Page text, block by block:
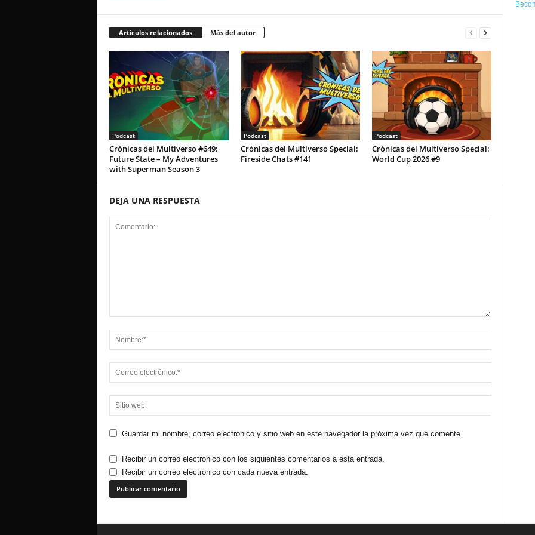
Artículos relacionados Más del autor
Podcast
Crónicas del Multiverso #649:
Future State – My Adventures
with Superman Season 3
Podcast
Crónicas del Multiverso Special:
Fireside Chats #141
Podcast
Crónicas del Multiverso Special:
World Cup 2026 #9
DEJA UNA RESPUESTA
Guardar mi nombre, correo electrónico y sitio web en este navegador la próxima vez que comente.
Recibir un correo electrónico con los siguientes comentarios a esta entrada.
Recibir un correo electrónico con cada nueva entrada.